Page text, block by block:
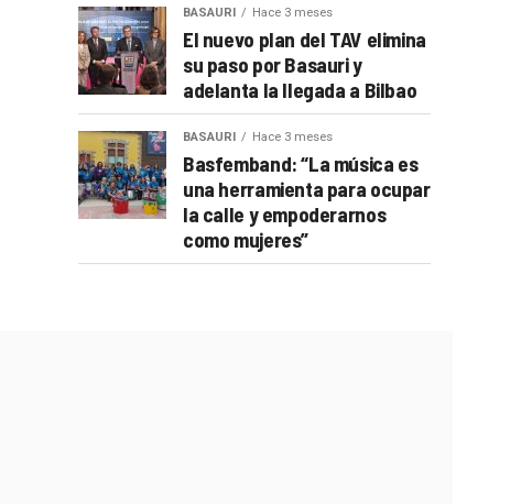
BASAURI Hace 3 meses
El nuevo plan del TAV elimina
su paso por Basauri y
adelanta la llegada a Bilbao
BASAURI Hace 3 meses
Basfemband: “La música es
una herramienta para ocupar
la calle y empoderarnos
como mujeres”